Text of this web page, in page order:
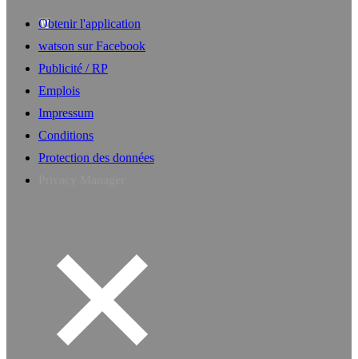
Obtenir l'application
watson sur Facebook
Publicité / RP
Emplois
Impressum
Conditions
Protection des données